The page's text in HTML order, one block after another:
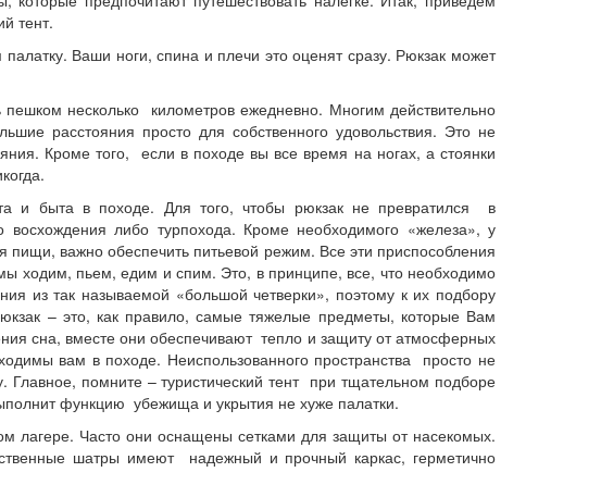
тент.
палатку. Ваши ноги, спина и плечи это оценят сразу. Рюкзак может
несколько километров ежедневно. Многим действительно
расстояния просто для собственного удовольствия. Это не
Кроме того, если в походе вы все время на ногах, а стоянки
и быта в походе. Для того, чтобы рюкзак не превратился в
восхождения либо турпохода. Кроме необходимого «железа», у
пищи, важно обеспечить питьевой режим. Все эти приспособления
ходим, пьем, едим и спим. Это, в принципе, все, что необходимо
из так называемой «большой четверки», поэтому к их подбору
– это, как правило, самые тяжелые предметы, которые Вам
сна, вместе они обеспечивают тепло и защиту от атмосферных
вам в походе. Неиспользованного пространства просто не
помните – туристический тент при тщательном подборе
функцию убежища и укрытия не хуже палатки.
лагере. Часто они оснащены сетками для защиты от насекомых.
шатры имеют надежный и прочный каркас, герметично